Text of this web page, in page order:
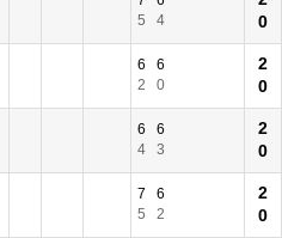
5
4
0
6
6
2
0
2
0
6
6
4
3
2
0
7
6
5
2
2
0